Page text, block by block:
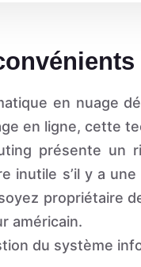
en nuage
en ligne, cette
présente un
inutile s’il y a
propriétaire
américain.
du système